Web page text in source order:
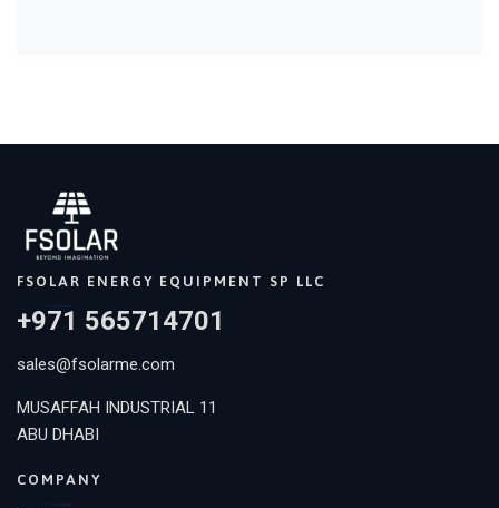
FSOLAR ENERGY EQUIPMENT SP LLC
+971 565714701
sales@fsolarme.com
MUSAFFAH INDUSTRIAL 11
ABU DHABI
COMPANY